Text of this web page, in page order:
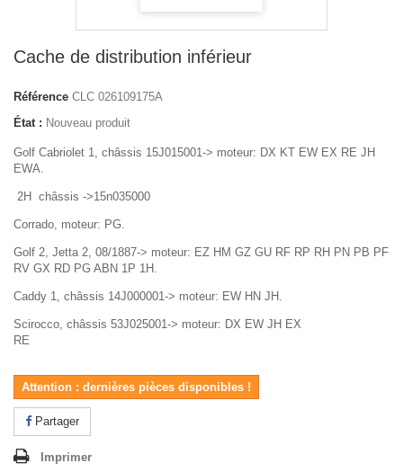
Cache de distribution inférieur
Référence CLC 026109175A
État : Nouveau produit
Golf Cabriolet 1, châssis 15J015001-> moteur: DX KT EW EX RE JH
EWA.
2H châssis ->15n035000
Corrado, moteur: PG.
Golf 2, Jetta 2, 08/1887-> moteur: EZ HM GZ GU RF RP RH PN PB PF
RV GX RD PG ABN 1P 1H.
Caddy 1, châssis 14J000001-> moteur: EW HN JH.
Scirocco, châssis 53J025001-> moteur: DX EW JH EX
RE
Attention : dernières pièces disponibles !
Partager
Imprimer